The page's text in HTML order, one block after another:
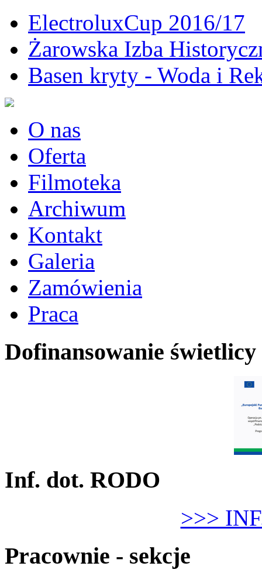
ElectroluxCup 2016/17
Żarowska Izba
Basen kryty - Woda i
O nas
Oferta
Filmoteka
Archiwum
Kontakt
Galeria
Zamówienia
Praca
Dofinansowanie świetlicy
Inf. dot. RODO
>>>
Pracownie - sekcje